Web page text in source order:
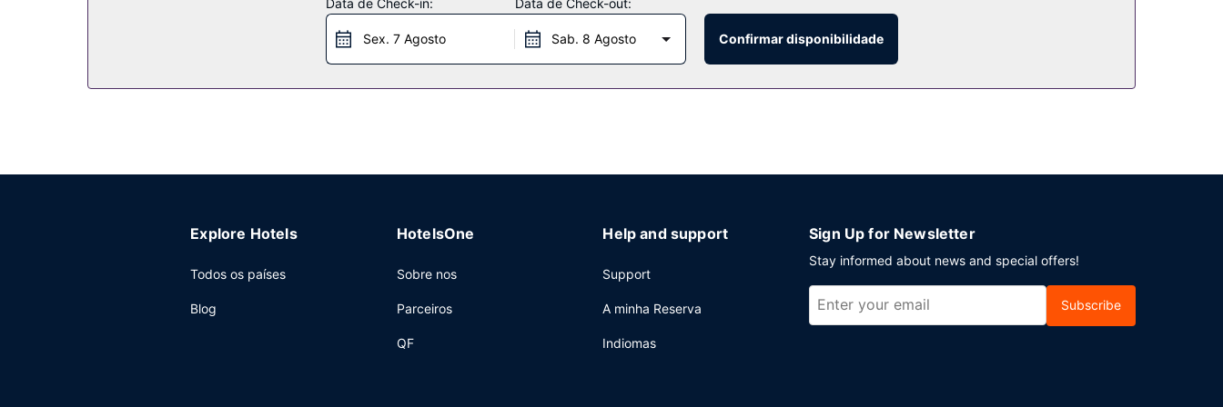
Deleite-se com a oferta gastronómica da região no Rossini, um restaurante onde poderá contemplar esplêndidas vistas para o jardim. Se preferir quedar-se no
aconchego dos lençóis, confira a ementa do serviço de quarto (a horas específicas). Termine o dia com uma bebida refrescante no bar/lounge.
Data de Check-in:
Sex. 7 Agosto
Data de Check-out:
Sab. 8 Agosto Confirmar disponibilidade
Explore Hotels
Todos os países
Blog
HotelsOne
Sobre nos
Parceiros
QF
Help and support
Support
A minha Reserva
Indiomas
Sign Up for Newsletter
Stay informed about news and special offers!
Subscribe